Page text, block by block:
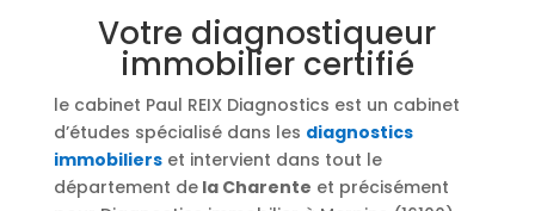
Votre diagnostiqueur
immobilier certifié
le cabinet Paul REIX Diagnostics est un cabinet
d’études spécialisé dans les diagnostics
immobilierset intervient dans tout le
département dela Charente et précisément